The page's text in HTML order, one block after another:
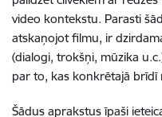
video kontekstu. Parasti
atskaņojot filmu, ir
(dialogi, trokšņi, mūzika
par to, kas konkrētajā brīdī
Šādus aprakstus īpaši